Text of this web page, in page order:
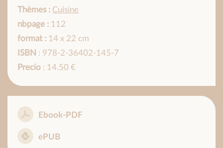
Thèmes : Cuisine
nbpage : 112
format : 14 x 22 cm
ISBN : 978-2-36402-145-7
Precio : 14.50 €
Ebook-PDF
ePUB